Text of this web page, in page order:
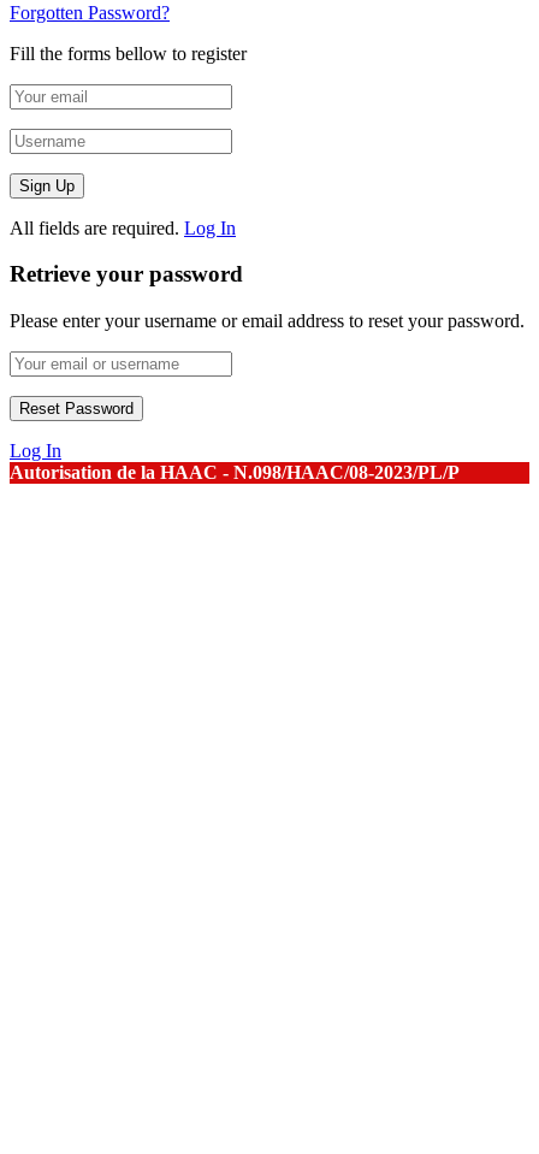
Forgotten Password?
Fill the forms bellow to register
All fields are required. Log In
Retrieve your password
Please enter your username or email address to reset your password.
Log In
Autorisation de la HAAC - N.098/HAAC/08-2023/PL/P